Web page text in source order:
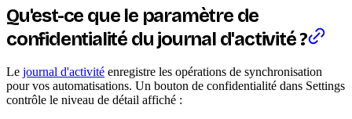
Qu'est-ce que le paramètre de
confidentialité du journal d'activité ?
Le journal d'activité enregistre les opérations de synchronisation
pour vos automatisations. Un bouton de confidentialité dans Settings
contrôle le niveau de détail affiché :